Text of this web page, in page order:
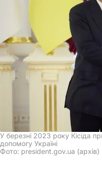
У березні 2023 року Кісіда
допомогу Україні
Фото: president.gov.ua (архів)